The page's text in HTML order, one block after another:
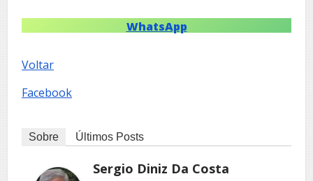
WhatsApp
Voltar
Facebook
Sobre Últimos Posts
Sergio Diniz Da Costa